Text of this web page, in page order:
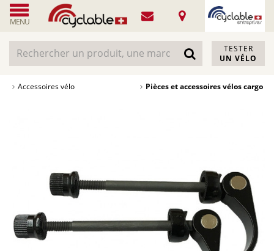
MENU
TESTER
UN VÉLO
Accessoires vélo Pièces et accessoires vélos cargo